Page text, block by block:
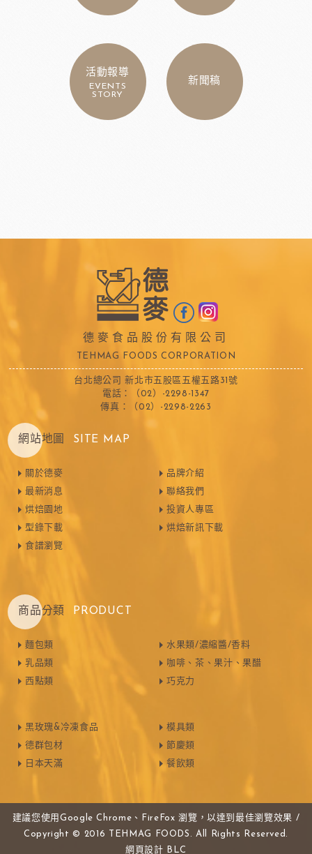
活動報導
EVENTS
STORY
新聞稿
德麥食品股份有限公司
TEHMAG FOODS CORPORATION
台北總公司 新北市五股區五權五路31號
電話：（02）-2298-1347
傳真：（02）-2298-2263
網站地圖 SITE MAP
關於德麥
最新消息
烘焙園地
型錄下載
食譜瀏覽
品牌介紹
聯絡我們
投資人專區
烘焙新訊下載
商品分類 PRODUCT
麵包類
乳品類
西點類
水果類/濃縮醬/香料
咖啡、茶、果汁、果醋
巧克力
黑玫瑰&冷凍食品
德群包材
日本天滿
模具類
節慶類
餐飲類
建議您使用Google Chrome、FireFox 瀏覽，以達到最佳瀏覽效果 /
Copyright © 2016 TEHMAG FOODS. All Rights Reserved.
網頁設計 BLC